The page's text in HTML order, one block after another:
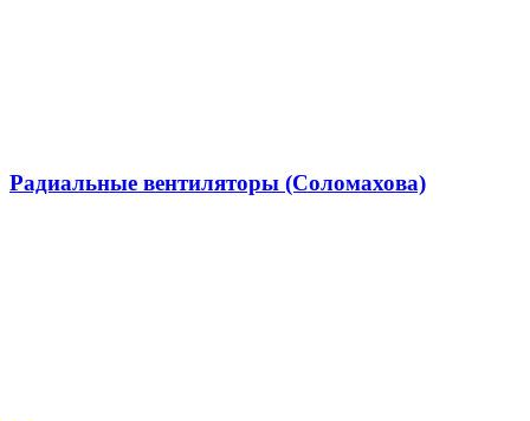
Радиальные вентиляторы (Соломахова)